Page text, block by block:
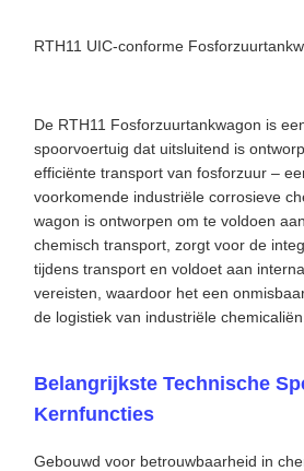
RTH11 UIC-conforme
De RTH11 Fosforzuurtankwagon is
spoorvoertuig dat uitsluitend is
efficiënte transport van fosforzuur –
voorkomende industriële corrosieve
wagon is ontworpen om te voldoen
chemisch transport, zorgt voor de
tijdens transport en voldoet aan
vereisten, waardoor het een
de logistiek van industriële chemicaliën.
Belangrijkste Technische
Kernfuncties
Gebouwd voor betrouwbaarheid in